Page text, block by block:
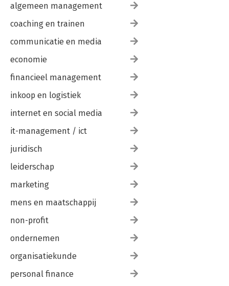
algemeen management
coaching en trainen
communicatie en media
economie
financieel management
inkoop en logistiek
internet en social media
it-management / ict
juridisch
leiderschap
marketing
mens en maatschappij
non-profit
ondernemen
organisatiekunde
personal finance